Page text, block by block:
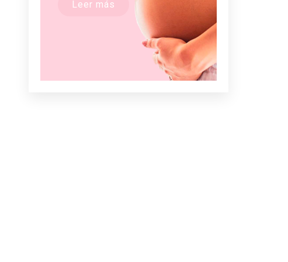
Leer más